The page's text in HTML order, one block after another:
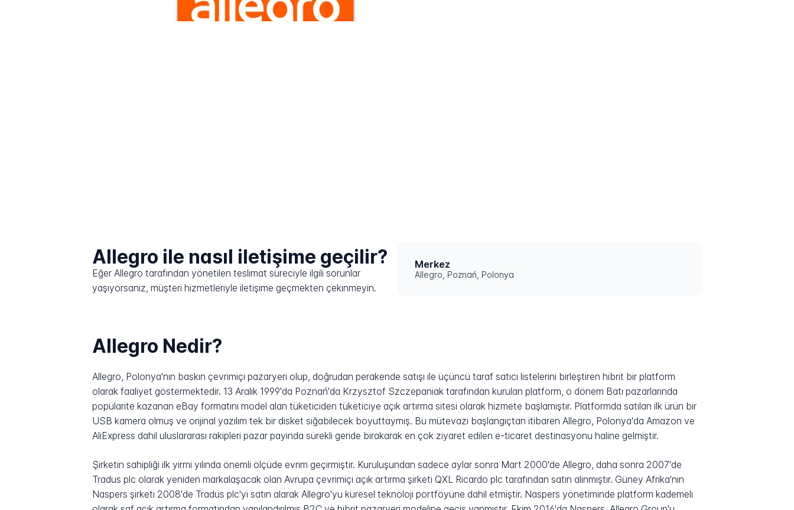
Allegro ile nasıl iletişime geçilir?
Eğer Allegro tarafından yönetilen teslimat süreciyle ilgili sorunlar
yaşıyorsanız, müşteri hizmetleriyle iletişime geçmekten çekinmeyin.
Merkez
Allegro, Poznań, Polonya
Allegro Nedir?
Allegro, Polonya'nın baskın çevrimiçi pazaryeri olup, doğrudan perakende satışı ile üçüncü taraf satıcı listelerini birleştiren hibrit bir platform
olarak faaliyet göstermektedir. 13 Aralık 1999'da Poznań'da Krzysztof Szczepaniak tarafından kurulan platform, o dönem Batı pazarlarında
popülarite kazanan eBay formatını model alan tüketiciden tüketiciye açık artırma sitesi olarak hizmete başlamıştır. Platformda satılan ilk ürün bir
USB kamera olmuş ve orijinal yazılım tek bir disket sığabilecek boyuttaymış. Bu mütevazı başlangıçtan itibaren Allegro, Polonya'da Amazon ve
AliExpress dahil uluslararası rakipleri pazar payında sürekli geride bırakarak en çok ziyaret edilen e-ticaret destinasyonu haline gelmiştir.
Şirketin sahipliği ilk yirmi yılında önemli ölçüde evrim geçirmiştir. Kuruluşundan sadece aylar sonra Mart 2000'de Allegro, daha sonra 2007'de
Tradus plc olarak yeniden markalaşacak olan Avrupa çevrimiçi açık artırma şirketi QXL Ricardo plc tarafından satın alınmıştır. Güney Afrika'nın
Naspers şirketi 2008'de Tradus plc'yi satın alarak Allegro'yu küresel teknoloji portföyüne dahil etmiştir. Naspers yönetiminde platform kademeli